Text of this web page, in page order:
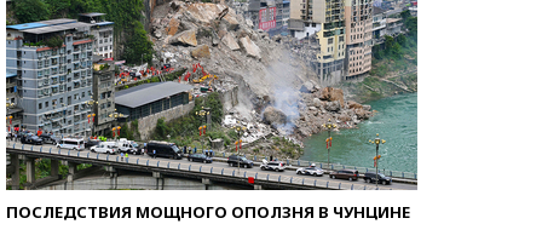
ПОСЛЕДСТВИЯ МОЩНОГО ОПОЛЗНЯ В ЧУНЦИНЕ